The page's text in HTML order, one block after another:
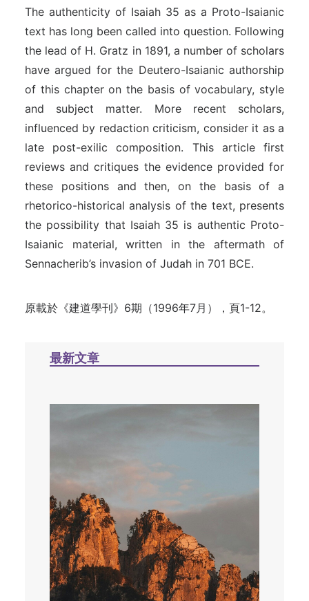
The authenticity of Isaiah 35 as a Proto-Isaianic
text has long been called into question. Following
the lead of H. Gratz in 1891, a number of scholars
have argued for the Deutero-Isaianic authorship
of this chapter on the basis of vocabulary, style
and subject matter. More recent scholars,
influenced by redaction criticism, consider it as a
late post-exilic composition. This article first
reviews and critiques the evidence provided for
these positions and then, on the basis of a
rhetorico-historical analysis of the text, presents
the possibility that Isaiah 35 is authentic Proto-
Isaianic material, written in the aftermath of
Sennacherib’s invasion of Judah in 701 BCE.
原載於《建道學刊》6期（1996年7月），頁1-12。
最新文章